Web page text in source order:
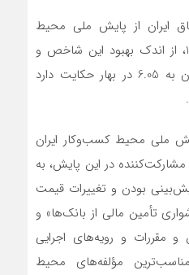
ایران از پایش ملی محیط
کسب‌وکار کشور در بهار 1402، از اندک بهبود این شاخص و
رسیدن آن از 6.11 در زمستان به 6.05 در بهار حکایت دارد
ملی محیط کسب‌وکار ایران
مشارکت‌کننده در این پایش، به
بودن و تغییرات قیمت
تأمین مالی از بانک‌ها» و
و مقررات و رویه‌های اجرایی
مؤلفه‌های محیط